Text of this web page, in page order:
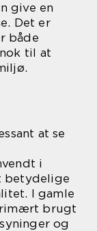
give en
Det er
både
til at
at se
i
betydelige
I gamle
brugt
og